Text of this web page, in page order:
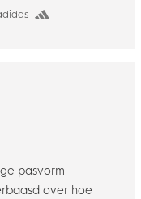
pasvorm
over hoe